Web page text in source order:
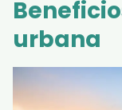
urbana